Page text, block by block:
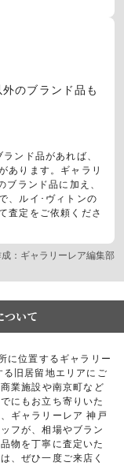
のブランド品も
ンド品があれば、
あります。ギャラリ
ランド品に加え、
、ルイ･ヴィトンの
査定をご依頼くださ
：ギャラリーレア編集部
ついて
に位置するギャラリー
旧居留地エリアにご
業施設や南京町など
にもお立ち寄りいた
ギャラリーレア 神戸
フが、相場やブラン
物を丁寧に査定いた
、ぜひ一度ご来店く